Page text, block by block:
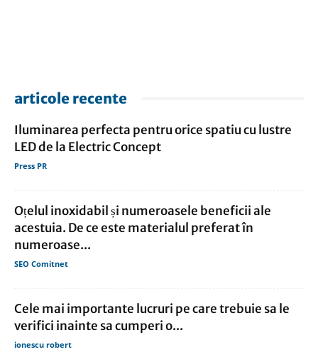
articole recente
Iluminarea perfecta pentru orice spatiu cu lustre
LED de la Electric Concept
Press PR
Oțelul inoxidabil și numeroasele beneficii ale
acestuia. De ce este materialul preferat în
numeroase...
SEO Comitnet
Cele mai importante lucruri pe care trebuie sa le
verifici inainte sa cumperi o...
ionescu robert